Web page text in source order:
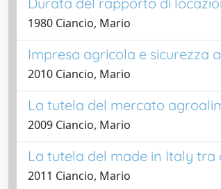
1980 Ciancio, Mario
Impresa agricola e sicurezza
2010 Ciancio, Mario
La tutela del mercato
2009 Ciancio, Mario
La tutela del made in Italy tra
2011 Ciancio, Mario